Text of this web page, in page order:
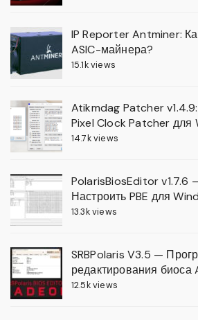
IP Reporter Antminer:
ASIC-майнера?
15.1k views
Atikmdag Patcher
Pixel Clock Patcher для
14.7k views
PolarisBiosEditor v1.7.6
Настроить PBE для
13.3k views
SRBPolaris V3.5 —
редактирования биоса
12.5k views